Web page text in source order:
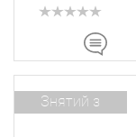
Знятий з